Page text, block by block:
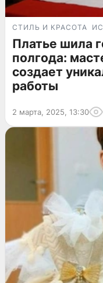
СТИЛЬ И КРАСОТА
Платье шила
полгода:
создает
работы
2 марта, 2025, 13:30